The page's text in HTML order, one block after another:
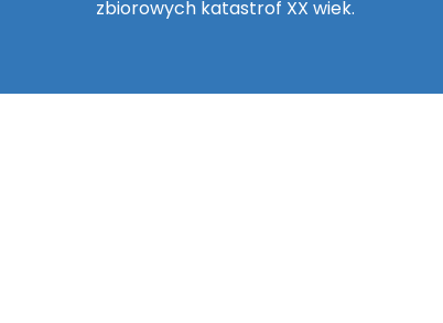
zbiorowych katastrof XX wiek.